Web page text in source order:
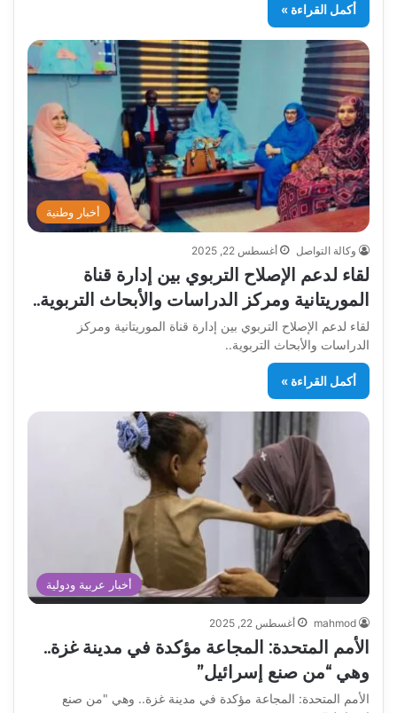
أكمل القراءة »
أخبار وطنية
وكالة التواصل أغسطس 22, 2025
لقاء لدعم الإصلاح التربوي بين إدارة قناة
الموريتانية ومركز الدراسات والأبحاث التربوية..
لقاء لدعم الإصلاح التربوي بين إدارة قناة الموريتانية ومركز
الدراسات والأبحاث التربوية..
أكمل القراءة »
أخبار عربية ودولية
mahmod أغسطس 22, 2025
الأمم المتحدة: المجاعة مؤكدة في مدينة غزة..
وهي “من صنع إسرائيل”
الأمم المتحدة: المجاعة مؤكدة في مدينة غزة.. وهي "من صنع